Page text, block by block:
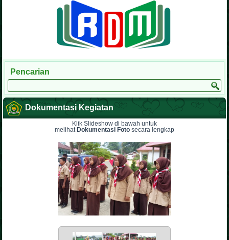
Pencarian
Dokumentasi Kegiatan
Klik Slideshow di bawah untuk
melihat Dokumentasi Foto secara lengkap